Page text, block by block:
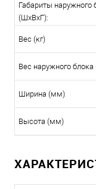
Габариты наружного
(ШxВxГ):
Вес (кг)
Вес наружного блока
Ширина (мм)
Высота (мм)